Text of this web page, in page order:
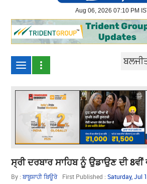
Aug 06, 2026 07:10 PM
ਸ੍ਰੀ ਦਰਬਾਰ ਸਾਹਿਬ ਨੂੰ ਉਡਾਉਣ ਦੀ
By :ਬਾਬੂਸ਼ਾਹੀ ਬਿਊਰੋ First Published :Saturday, Jul